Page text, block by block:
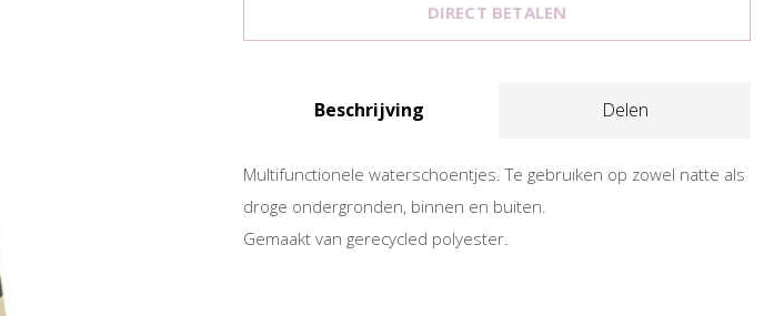
DIRECT BETALEN
Beschrijving Delen
Multifunctionele waterschoentjes. Te gebruiken op zowel natte als
droge ondergronden, binnen en buiten.
Gemaakt van gerecycled polyester.